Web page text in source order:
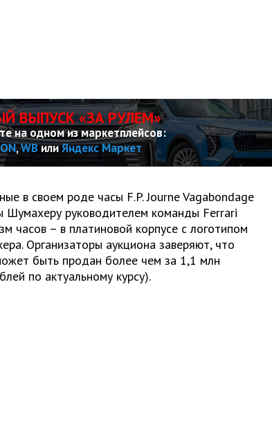
ВЫПУСК «ЗА РУЛЕМ»
на одном из маркетплейсов:
,WBилиЯндекс Маркет
в своем роде часы F.P. Journe Vagabondage
руководителем команды Ferrari
часов – в платиновой корпусе с логотипом
Организаторы аукциона заверяют, что
быть продан более чем за 1,1 млн
по актуальному курсу).